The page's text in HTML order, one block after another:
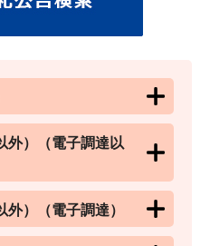
外）（電子調達以
外）（電子調達）